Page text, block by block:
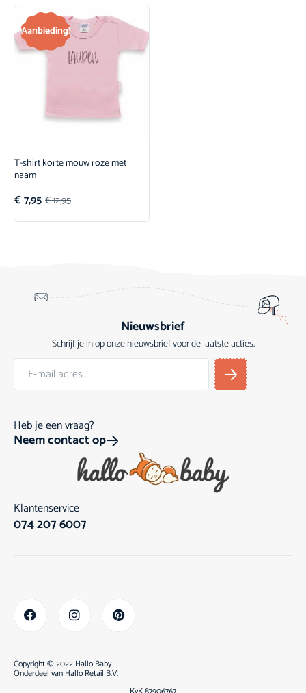
Aanbieding!
T-shirt korte mouw roze met
naam
€12,95
€7,95
Nieuwsbrief
Schrijf je in op onze nieuwsbrief voor de laatste acties.
Heb je een vraag?
Neem contact op
Klantenservice
074 207 6007
Copyright © 2022 Hallo Baby
Onderdeel van Hallo Retail B.V.